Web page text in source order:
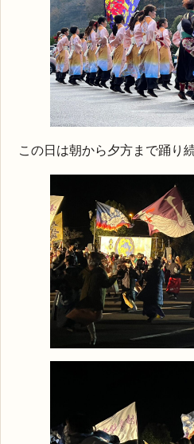
この日は朝から夕方まで踊り